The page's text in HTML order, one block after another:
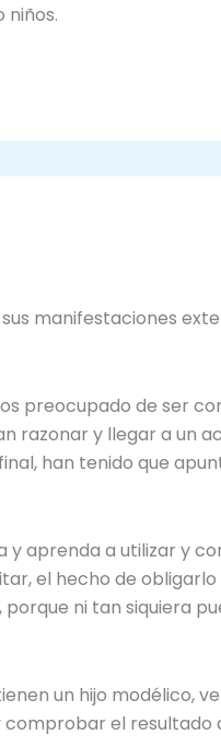
niños.
manifestaciones
preocupado de ser
razonar y llegar a un
han tenido que
y aprenda a utilizar y
el hecho de
ni tan siquiera
un hijo modélico,
el resultado